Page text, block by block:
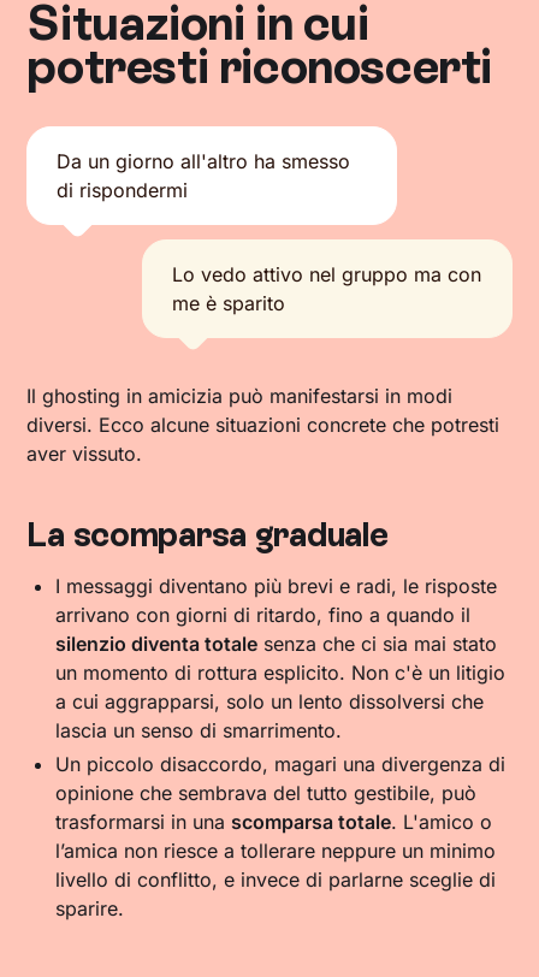
Situazioni in cui
potresti riconoscerti
Da un giorno all'altro ha smesso
di rispondermi
Lo vedo attivo nel gruppo ma con
me è sparito
Il ghosting in amicizia può manifestarsi in modi
diversi. Ecco alcune situazioni concrete che potresti
aver vissuto.
La scomparsa graduale
I messaggi diventano più brevi e radi, le risposte
arrivano con giorni di ritardo, fino a quando il
silenzio diventa totale senza che ci sia mai stato
un momento di rottura esplicito. Non c'è un litigio
a cui aggrapparsi, solo un lento dissolversi che
lascia un senso di smarrimento.
Un piccolo disaccordo, magari una divergenza di
opinione che sembrava del tutto gestibile, può
trasformarsi in una scomparsa totale. L'amico o
l’amica non riesce a tollerare neppure un minimo
livello di conflitto, e invece di parlarne sceglie di
sparire.